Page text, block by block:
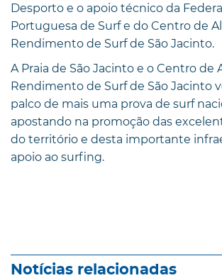
Desporto e o apoio técnico da
Portuguesa de Surf e do Centro de
Rendimento de Surf de São Jacinto.
A Praia de São Jacinto e o Centro de
Rendimento de Surf de São Jacinto
palco de mais uma prova de surf
apostando na promoção das
do território e desta importante
apoio ao surfing.
Notícias relacionadas